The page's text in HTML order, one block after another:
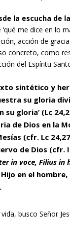
la escucha de
‘qué me dice en
acción de
concreto, como
del Espíritu
sintético y
su gloria
su gloria’ (Lc
de Dios en la
(cfr. Lc
de Dios (cfr.
in voce, Filius in
en el
busco Señor